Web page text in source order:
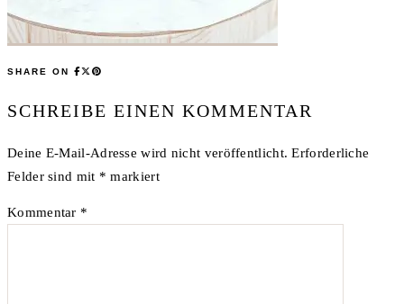
SHARE ON
SCHREIBE EINEN KOMMENTAR
Deine E-Mail-Adresse wird nicht veröffentlicht. Erforderliche
Felder sind mit * markiert
Kommentar *